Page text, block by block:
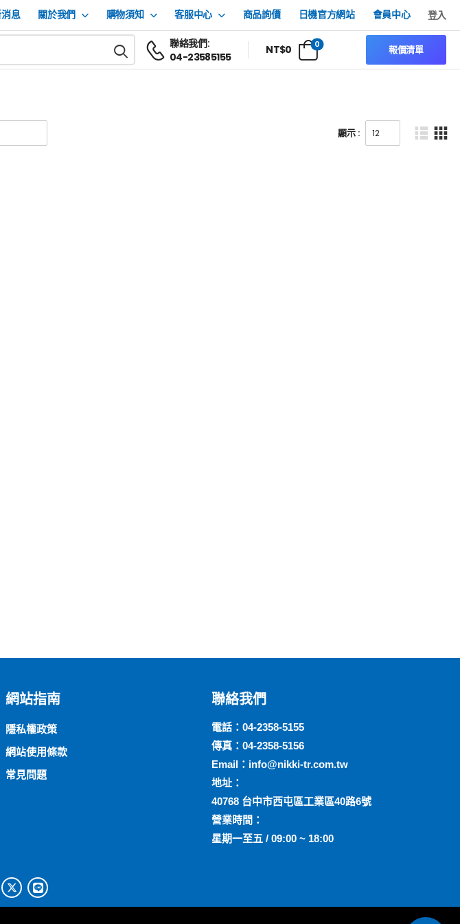
息 關於我們 購物須知 客服中心 商品詢價 日機官方網站 會員中心 登入
聯絡我們:
04-23585155
NT$0 0 報價清單
顯示 :
網站指南
隱私權政策
網站使用條款
常見問題
聯絡我們
電話： 04-2358-5155
傳真：04-2358-5156
Email： info@nikki-tr.com.tw
地址：
40768 台中市西屯區工業區40路6號
營業時間：
星期一至五 / 09:00 ~ 18:00